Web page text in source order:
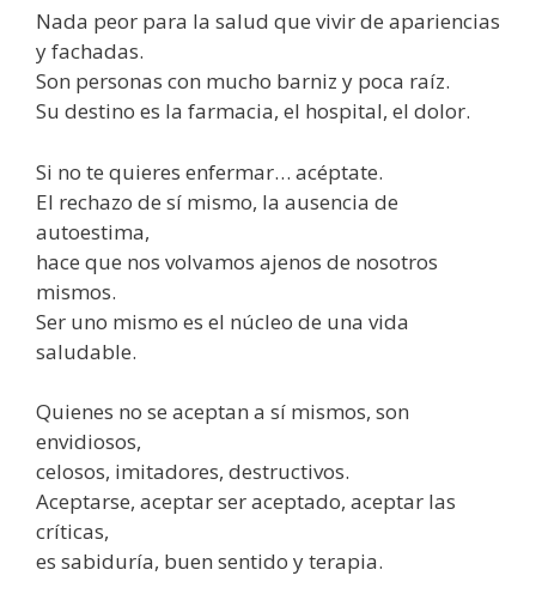
Nada peor para la salud que vivir de apariencias
y fachadas.
Son personas con mucho barniz y poca raíz.
Su destino es la farmacia, el hospital, el dolor.
Si no te quieres enfermar… acéptate.
El rechazo de sí mismo, la ausencia de
autoestima,
hace que nos volvamos ajenos de nosotros
mismos.
Ser uno mismo es el núcleo de una vida
saludable.
Quienes no se aceptan a sí mismos, son
envidiosos,
celosos, imitadores, destructivos.
Aceptarse, aceptar ser aceptado, aceptar las
críticas,
es sabiduría, buen sentido y terapia.